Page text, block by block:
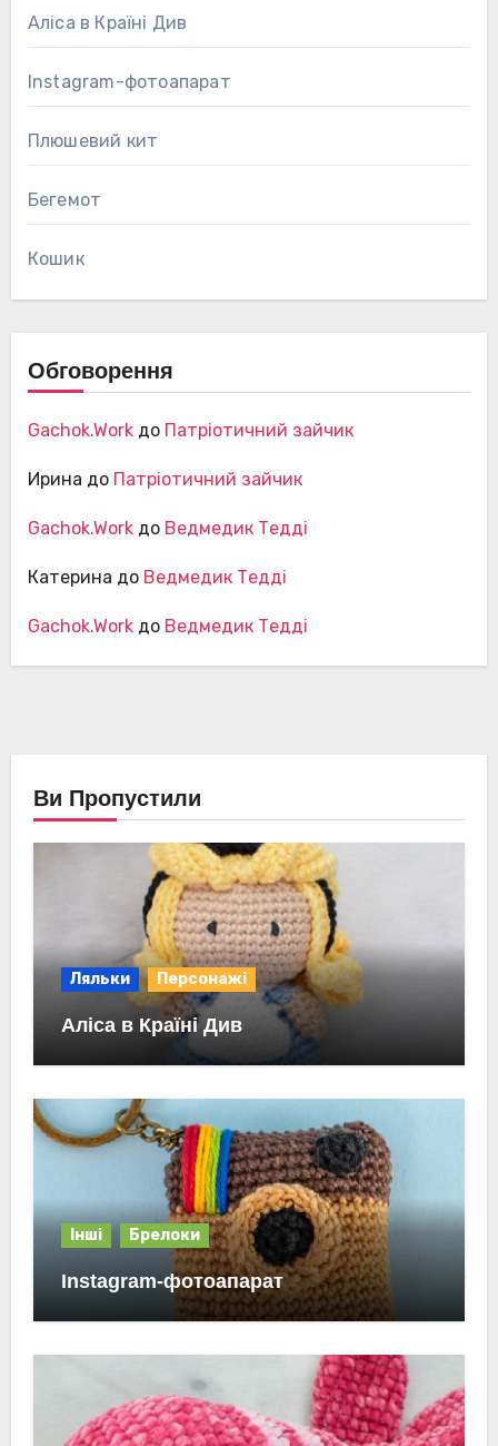
Аліса в Країні Див
Instagram-фотоапарат
Плюшевий кит
Бегемот
Кошик
Обговорення
Gachok.Workдо Патріотичний зайчик
Ирина до Патріотичний зайчик
Gachok.Workдо Ведмедик Тедді
Катерина до Ведмедик Тедді
Gachok.Workдо Ведмедик Тедді
Ви Пропустили
Ляльки Персонажі
Аліса в Країні Див
Інші Брелоки
Instagram-фотоапарат